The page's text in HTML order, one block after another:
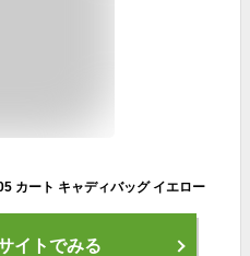
カート キャディバッグ イエロー
イトでみる